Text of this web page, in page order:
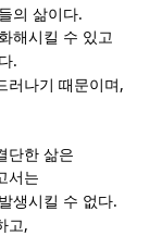
의 삶이다.
해시킬 수 있고
.
러나기 때문이며 ,
단한 삶은
서는
생시킬 수 없다.
고,